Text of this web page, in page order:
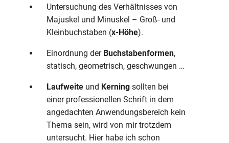
Untersuchung des Verhältnisses von
Majuskel und Minuskel – Groß- und
Kleinbuchstaben (x-Höhe).
Einordnung der Buchstabenformen,
statisch, geometrisch, geschwungen …
Laufweite und Kerning sollten bei
einer professionellen Schrift in dem
angedachten Anwendungsbereich kein
Thema sein, wird von mir trotzdem
untersucht. Hier habe ich schon